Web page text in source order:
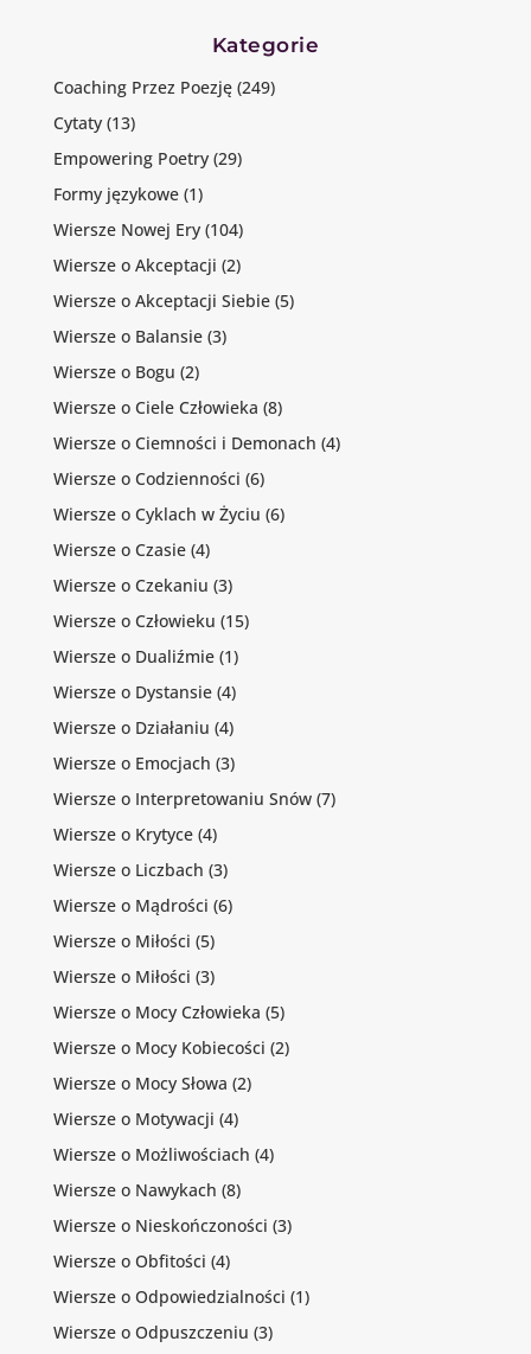
Kategorie
Coaching Przez Poezję(249)
Cytaty(13)
Empowering Poetry(29)
Formy językowe(1)
Wiersze Nowej Ery(104)
Wiersze o Akceptacji (2)
Wiersze o Akceptacji Siebie(5)
Wiersze o Balansie(3)
Wiersze o Bogu (2)
Wiersze o Ciele Człowieka (8)
Wiersze o Ciemności i Demonach (4)
Wiersze o Codzienności (6)
Wiersze o Cyklach w Życiu (6)
Wiersze o Czasie(4)
Wiersze o Czekaniu (3)
Wiersze o Człowieku (15)
Wiersze o Dualiźmie(1)
Wiersze o Dystansie(4)
Wiersze o Działaniu (4)
Wiersze o Emocjach (3)
Wiersze o Interpretowaniu Snów(7)
Wiersze o Krytyce(4)
Wiersze o Liczbach (3)
Wiersze o Mądrości (6)
Wiersze o Miłości (5)
Wiersze o Miłości (3)
Wiersze o Mocy Człowieka (5)
Wiersze o Mocy Kobiecości (2)
Wiersze o Mocy Słowa (2)
Wiersze o Motywacji (4)
Wiersze o Możliwościach (4)
Wiersze o Nawykach (8)
Wiersze o Nieskończoności (3)
Wiersze o Obfitości (4)
Wiersze o Odpowiedzialności (1)
Wiersze o Odpuszczeniu (3)